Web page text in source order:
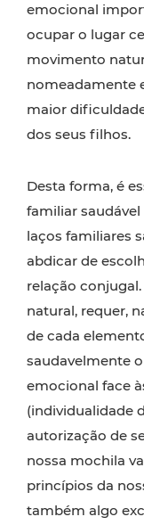
emocional
ocupar o lugar
movimento
nomeadamente
maior
dos seus filhos.
Desta forma, é
familiar saudável
laços familiares
abdicar de
relação
natural, requer,
de cada
saudavelmente
emocional face
(individualidade
autorização de
nossa mochila
princípios da
também algo